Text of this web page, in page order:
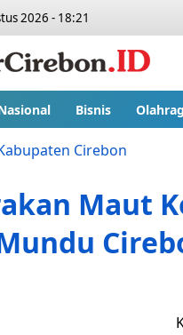
2026 - 18:21
Bisnis
Cirebon
Maut